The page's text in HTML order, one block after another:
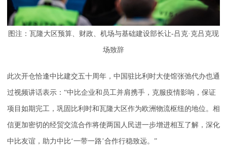
图注：瓦隆大区预算、财政、机场与基础建设部长让-吕克·克吕克现
场致辞
此次开仓恰逢中比建交五十周年，中国驻比利时大使馆张弛代办也通
过视频讲话表示：“中比企业和员工并肩携手，克服疫情影响，保证
项目如期完工，巩固比利时和瓦隆大区作为欧洲物流枢纽的地位。相
信更加密切的经贸交流合作将使两国人民进一步增进相互了解，深化
中比友谊，助力中比‘一带一路’合作行稳致远。”